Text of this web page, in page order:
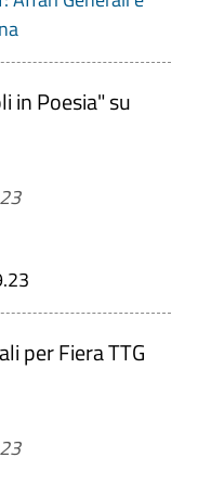
in Poesia" su
per Fiera TTG